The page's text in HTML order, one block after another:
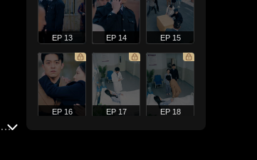
EP 13 EP 14 EP 15
EP 16 EP 17 EP 18